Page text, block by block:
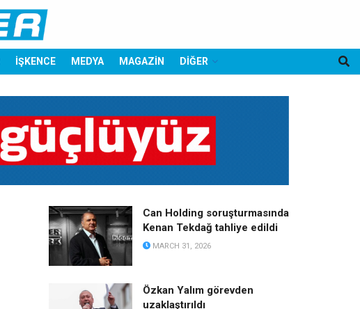
İŞKENCE MEDYA MAGAZİN DİĞER
Can Holding soruşturmasında
Kenan Tekdağ tahliye edildi
MARCH 31, 2026
Özkan Yalım görevden
uzaklaştırıldı